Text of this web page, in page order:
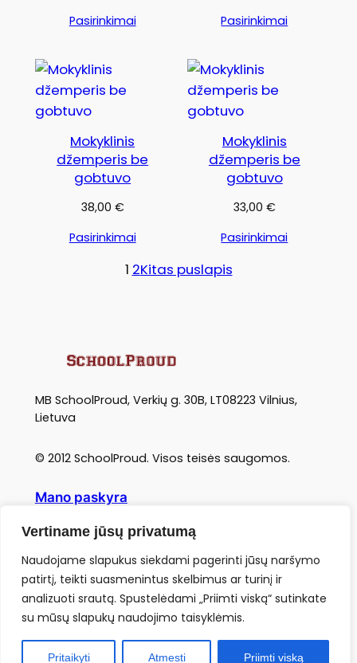
Vertiname jūsų privatumą
Naudojame slapukus siekdami pagerinti jūsų naršymo
patirtį, teikti suasmenintus skelbimus ar turinį ir
analizuoti srautą. Spustelėdami „Priimti viską“ sutinkate
su mūsų slapukų naudojimo taisyklėmis.
Pritaikyti Atmesti Priimti viską
Pasirinkimai
Pasirinkimai
Mokyklinis
džemperis be
gobtuvo
38,00 €
Pasirinkimai
Mokyklinis
džemperis be
gobtuvo
33,00 €
Pasirinkimai
1 2Kitas puslapis
MB SchoolProud, Verkių g. 30B, LT08223 Vilnius,
Lietuva
© 2012 SchoolProud. Visos teisės saugomos.
Mano paskyra
Kaip pridėti savo mokyklą?
Kokybė ir tvarumas
Dydžiai bei matavimosi instrukcijos
Dažniausiai užduodami klausimai
Pristatymas, grąžinimai
Sąlygos ir nuostatos